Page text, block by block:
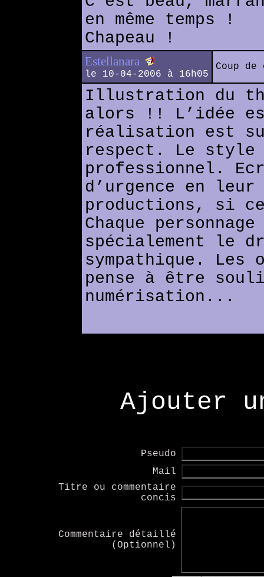
en même temps !
Chapeau !
Estellanara
le 10-04-2006 à 16h05
Coup de
Illustration du
alors !! L’idée
réalisation est
respect. Le style
professionnel.
d’urgence en
productions, si
Chaque
spécialement le
sympathique. Les
pense à être
numérisation...
Ajouter
Pseudo
Mail
Titre ou commentaire
concis
Commentaire détaillé
(Optionnel)